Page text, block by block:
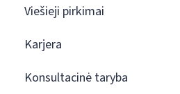
Viešieji pirkimai
Karjera
Konsultacinė taryba